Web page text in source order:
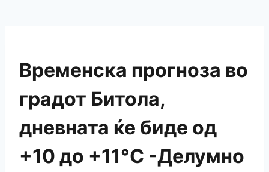
Временска прогноза во
градот Битола,
дневната ќе биде од
+10 до +11°C -Делумно